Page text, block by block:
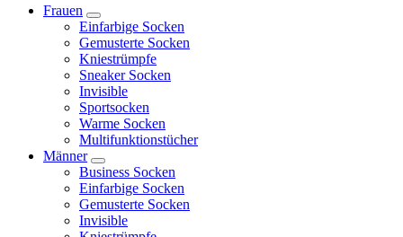
Frauen
Einfarbige Socken
Gemusterte Socken
Kniestrümpfe
Sneaker Socken
Invisible
Sportsocken
Warme Socken
Multifunktionstücher
Männer
Business Socken
Einfarbige Socken
Gemusterte Socken
Invisible